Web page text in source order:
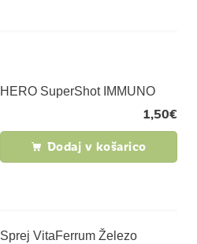
HERO SuperShot IMMUNO
1,50€
Dodaj v košarico
Sprej VitaFerrum Železo